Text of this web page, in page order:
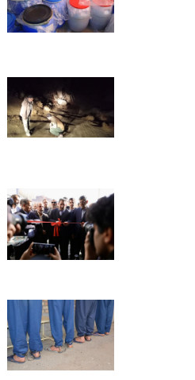
26 Bahman 1404 -
19 Bahman 1404 -
15 Bahman 1404 -
05 Bahman 1404 -